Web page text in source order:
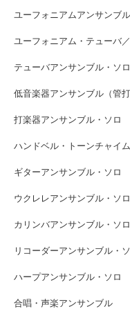
ユーフォニアムアンサンブ
ユーフォニアム・テューバ
テューバアンサンブル・ソロ
低音楽器アンサンブル（管
打楽器アンサンブル・ソロ
ハンドベル・トーンチャイ
ギターアンサンブル・ソロ
ウクレレアンサンブル・ソロ
カリンバアンサンブル・ソロ
リコーダーアンサンブル・
ハープアンサンブル・ソロ
合唱・声楽アンサンブル